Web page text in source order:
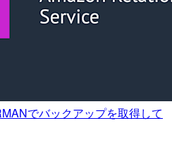
でバックアップを取得して